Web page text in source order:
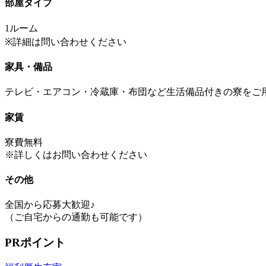
部屋タイプ
1ルーム
※詳細は問い合わせください
家具・備品
テレビ・エアコン・冷蔵庫・布団など生活備品付きの寮をご
家賃
寮費無料
※詳しくはお問い合わせください
その他
全国から応募大歓迎♪
（ご自宅からの通勤も可能です）
PRポイント